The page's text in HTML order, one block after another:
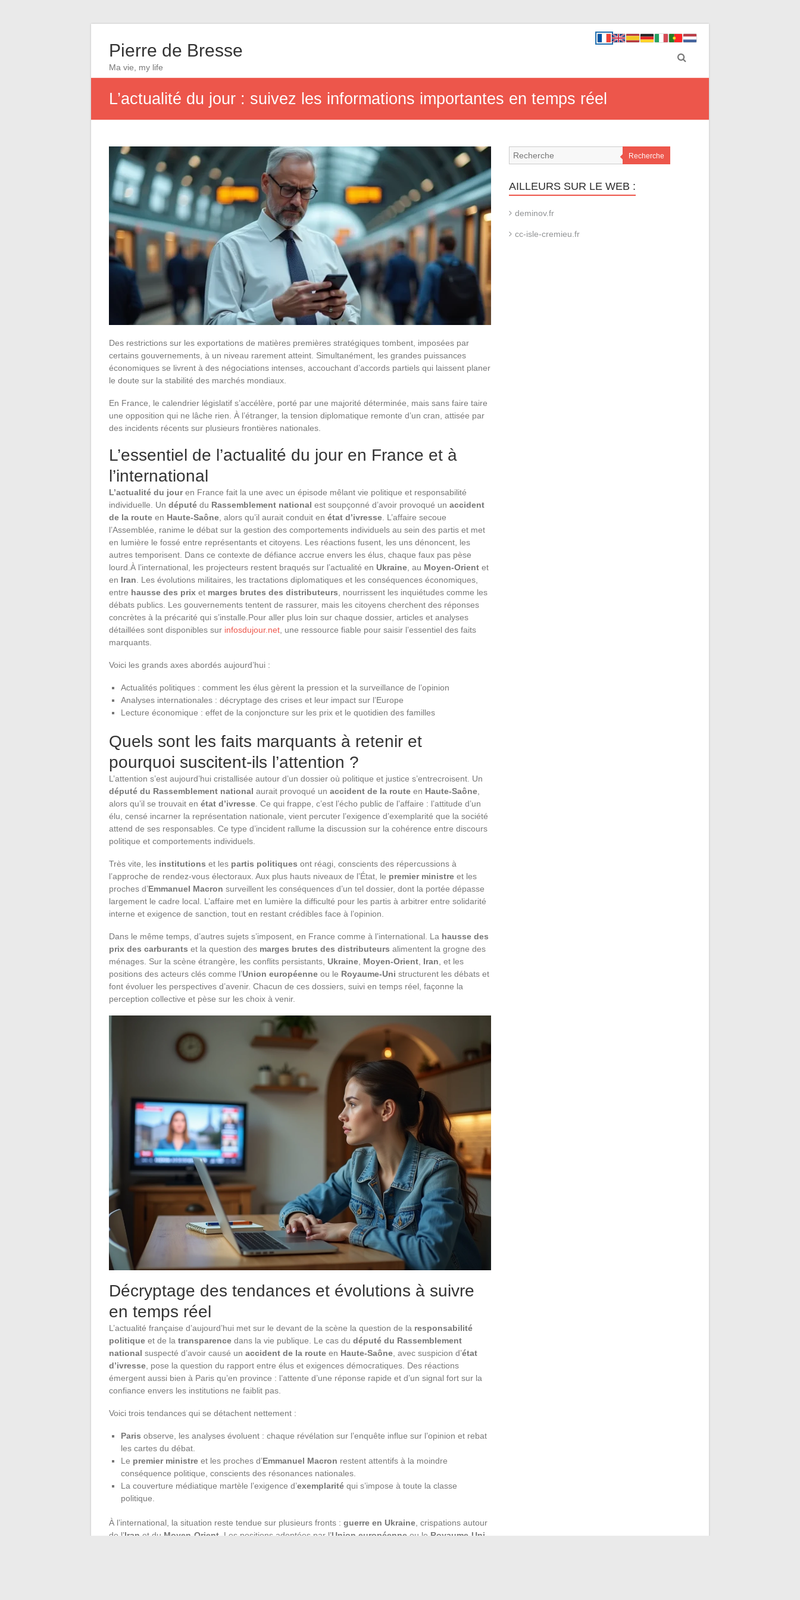
Pierre de Bresse
Ma vie, my life
L’actualité du jour : suivez les informations importantes en temps réel
Des restrictions sur les exportations de matières premières stratégiques tombent, imposées par
certains gouvernements, à un niveau rarement atteint. Simultanément, les grandes puissances
économiques se livrent à des négociations intenses, accouchant d’accords partiels qui laissent planer
le doute sur la stabilité des marchés mondiaux.
En France, le calendrier législatif s’accélère, porté par une majorité déterminée, mais sans faire taire
une opposition qui ne lâche rien. À l’étranger, la tension diplomatique remonte d’un cran, attisée par
des incidents récents sur plusieurs frontières nationales.
L’essentiel de l’actualité du jour en France et à
l’international
L’actualité du jouren France fait la une avec un épisode mêlant vie politique et responsabilité
individuelle. Un député du Rassemblement national est soupçonné d’avoir provoqué un accident
de la route en Haute-Saône , alors qu’il aurait conduit en état d’ivresse . L’affaire secoue
l’Assemblée, ranime le débat sur la gestion des comportements individuels au sein des partis et met
en lumière le fossé entre représentants et citoyens. Les réactions fusent, les uns dénoncent, les
autres temporisent. Dans ce contexte de défiance accrue envers les élus, chaque faux pas pèse
lourd.À l’international, les projecteurs restent braqués sur l’actualité en Ukraine , au Moyen-Orient et
en Iran . Les évolutions militaires, les tractations diplomatiques et les conséquences économiques,
entre hausse des prix et marges brutes des distributeurs , nourrissent les inquiétudes comme les
débats publics. Les gouvernements tentent de rassurer, mais les citoyens cherchent des réponses
concrètes à la précarité qui s’installe.Pour aller plus loin sur chaque dossier, articles et analyses
détaillées sont disponibles sur infosdujour.net , une ressource fiable pour saisir l’essentiel des faits
marquants.
Voici les grands axes abordés aujourd’hui :
Actualités politiques : comment les élus gèrent la pression et la surveillance de l’opinion
Analyses internationales : décryptage des crises et leur impact sur l’Europe
Lecture économique : effet de la conjoncture sur les prix et le quotidien des familles
Quels sont les faits marquants à retenir et
pourquoi suscitent-ils l’attention ?
L’attention s’est aujourd’hui cristallisée autour d’un dossier où politique et justice s’entrecroisent. Un
député du Rassemblement national aurait provoqué un accident de la route en Haute-Saône
alors qu’il se trouvait en état d’ivresse . Ce qui frappe, c’est l’écho public de l’affaire : l’attitude d’un
élu, censé incarner la représentation nationale, vient percuter l’exigence d’exemplarité que la société
attend de ses responsables. Ce type d’incident rallume la discussion sur la cohérence entre discours
politique et comportements individuels.
Très vite, les institutions et les partis politiques ont réagi, conscients des répercussions à
l’approche de rendez-vous électoraux. Aux plus hauts niveaux de l’État, le premier ministre et les
proches d’Emmanuel Macron surveillent les conséquences d’un tel dossier, dont la portée dépasse
largement le cadre local. L’affaire met en lumière la difficulté pour les partis à arbitrer entre solidarité
interne et exigence de sanction, tout en restant crédibles face à l’opinion.
Dans le même temps, d’autres sujets s’imposent, en France comme à l’international. La hausse des
prix des carburants et la question des marges brutes des distributeurs alimentent la grogne des
ménages. Sur la scène étrangère, les conflits persistants, Ukraine Moyen-Orient Iran , et les
positions des acteurs clés comme l’Union européenne ou le Royaume-Uni structurent les débats et
font évoluer les perspectives d’avenir. Chacun de ces dossiers, suivi en temps réel, façonne la
perception collective et pèse sur les choix à venir.
Décryptage des tendances et évolutions à suivre
en temps réel
L’actualité française d’aujourd’hui met sur le devant de la scène la question de la responsabilité
politique et de la transparence dans la vie publique. Le cas du député du Rassemblement
national suspecté d’avoir causé un accident de la route en Haute-Saône , avec suspicion d’état
d’ivresse , pose la question du rapport entre élus et exigences démocratiques. Des réactions
émergent aussi bien à Paris qu’en province : l’attente d’une réponse rapide et d’un signal fort sur la
confiance envers les institutions ne faiblit pas.
Voici trois tendances qui se détachent nettement :
Paris observe, les analyses évoluent : chaque révélation sur l’enquête influe sur l’opinion et rebat
les cartes du débat.
Le premier ministre et les proches d’Emmanuel Macron restent attentifs à la moindre
conséquence politique, conscients des résonances nationales.
La couverture médiatique martèle l’exigence d’exemplarité qui s’impose à toute la classe
politique.
À l’international, la situation reste tendue sur plusieurs fronts : guerre en Ukraine , crispations autour
de l’Iran et du Moyen-Orient . Les positions adoptées par l’Union européenne ou le Royaume-Uni
Recherche
AILLEURS SUR LE WEB :
deminov.fr
cc-isle-cremieu.fr